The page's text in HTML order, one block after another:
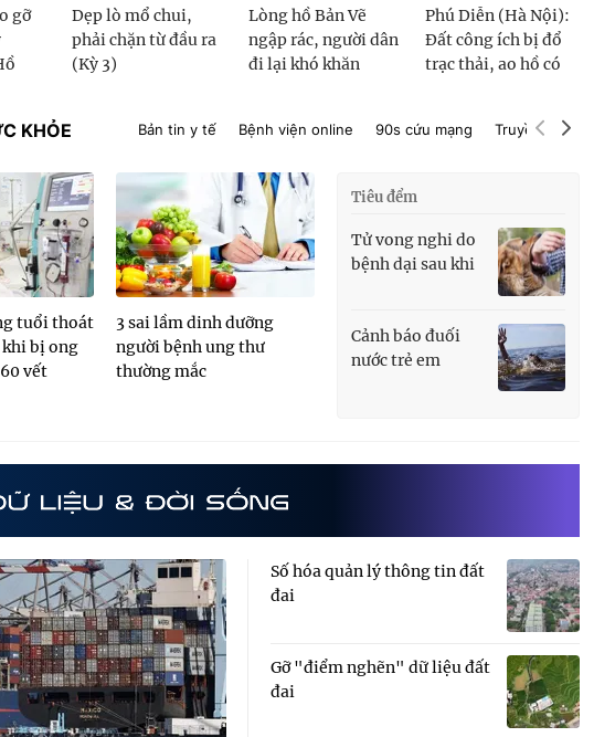
gỡ
Dẹp lò mổ chui,
phải chặn từ đầu ra
(Kỳ 3)
Lòng hồ Bản Vẽ
ngập rác, người dân
đi lại khó khăn
Phú Diễn (Hà Nội):
Đất công ích bị đổ
trạc thải, ao hồ có
KHỎE Bản tin y tế Bệnh viện online 90s cứu mạng Truyền cảm hứng
tuổi thoát
khi bị ong
vết
3 sai lầm dinh dưỡng
người bệnh ung thư
thường mắc
Tiêu đểm
Tử vong nghi do
bệnh dại sau khi
Cảnh báo đuối
nước trẻ em
Số hóa quản lý thông tin đất
đai
Gỡ "điểm nghẽn" dữ liệu đất
đai